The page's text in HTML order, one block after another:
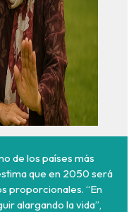
de los países más
que en 2050 será
proporcionales. “En
alargando la vida”,